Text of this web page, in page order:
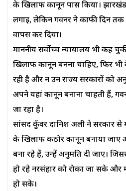
के खिलाफ कानून पास किया। झारखंड
लगाई, लेकिन गवर्नर ने काफी दिन
वापस कर दिया।
माननीय सर्वोच्च न्यायालय भी कह
खिलाफ कानून बनना चाहिए, फिर भी
रही है और न उन राज्य सरकारों को
अपने यहां कानून बनाना चाहती हैं,
जा रहा है।
सांसद कुँवर दानिश अली ने सरकार से
के खिलाफ कठोर कानून बनाया जाए
बना रहे हैं, उन्हें अनुमति दी जाए।
हो रहे नरसंहार को रोका जा सके और
हो सके।